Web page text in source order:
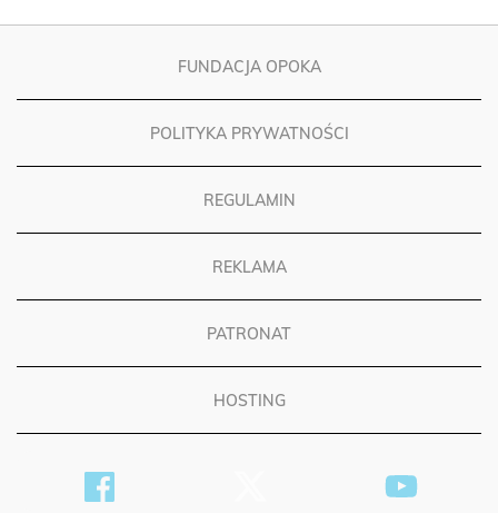
FUNDACJA OPOKA
POLITYKA PRYWATNOŚCI
REGULAMIN
REKLAMA
PATRONAT
HOSTING